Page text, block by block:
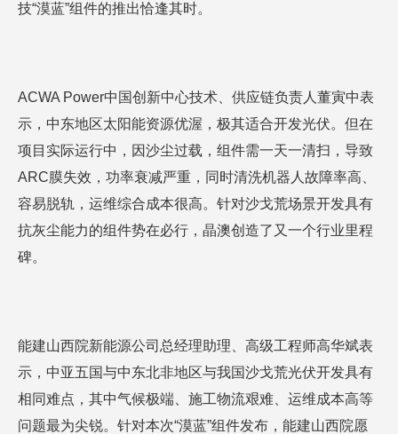
技“漠蓝”组件的推出恰逢其时。
ACWA Power中国创新中心技术、供应链负责人董寅中表
示，中东地区太阳能资源优渥，极其适合开发光伏。但在
项目实际运行中，因沙尘过载，组件需一天一清扫，导致
ARC膜失效，功率衰减严重，同时清洗机器人故障率高、
容易脱轨，运维综合成本很高。针对沙戈荒场景开发具有
抗灰尘能力的组件势在必行，晶澳创造了又一个行业里程
碑。
能建山西院新能源公司总经理助理、高级工程师高华斌表
示，中亚五国与中东北非地区与我国沙戈荒光伏开发具有
相同难点，其中气候极端、施工物流艰难、运维成本高等
问题最为尖锐。针对本次“漠蓝”组件发布，能建山西院愿